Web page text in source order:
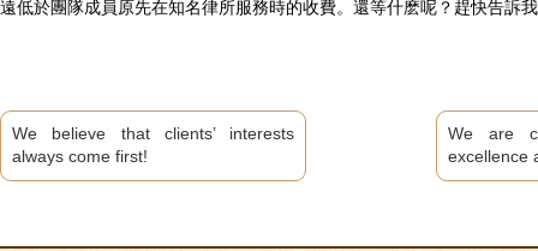
遠低於團隊成員原先在知名律所服務時的收費。還等什麽呢？趕快告訴
We believe that clients’ interests
always come first!
We are
excellence